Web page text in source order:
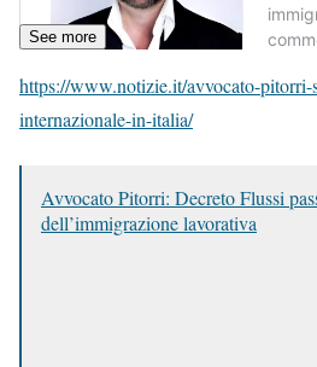
See more
https://www.notizie.it/avvocato-pitorri-
internazionale-in-italia/
Avvocato Pitorri: Decreto Flussi
dell’immigrazione lavorativa